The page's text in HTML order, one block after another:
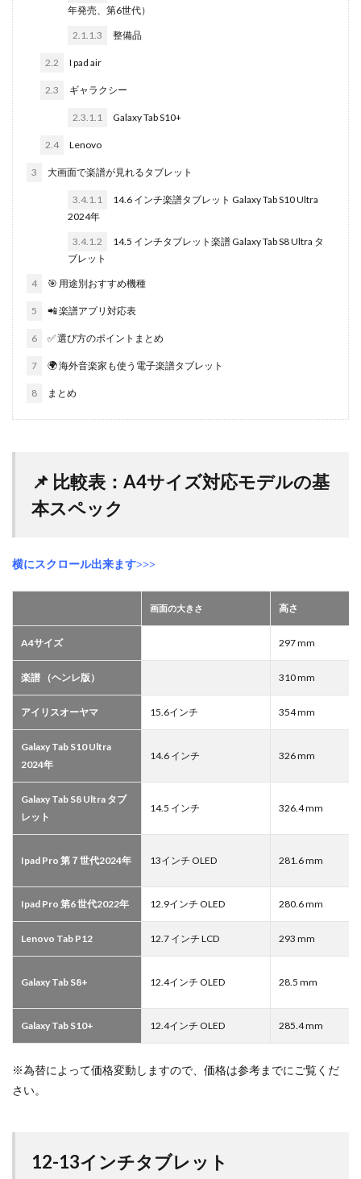
年発売、第6世代）
2.1.1.3 整備品
2.2 I pad air
2.3 ギャラクシー
2.3.1.1 Galaxy Tab S10+
2.4 Lenovo
3 大画面で楽譜が見れるタブレット
3.4.1.1
14.6 インチ楽譜タブレット Galaxy Tab S10 Ultra
2024年
3.4.1.2
14.5 インチタブレット楽譜 Galaxy Tab S8 Ultra タ
ブレット
4 🎯 用途別おすすめ機種
5 📲 楽譜アプリ対応表
6 ✅ 選び方のポイントまとめ
7 🌍 海外音楽家も使う電子楽譜タブレット
8 まとめ
📌 比較表：A4サイズ対応モデルの基
本スペック
横にスクロール出来ます>>>
画面の大きさ 高さ
A4サイズ 297 mm
楽譜 （ヘンレ版） 310 mm
アイリスオーヤマ 15.6インチ 354 mm
Galaxy Tab S10 Ultra
2024年
14.6 インチ 326 mm
Galaxy Tab S8 Ultra タブ
レット
14.5 インチ 326.4 mm
Ipad Pro 第７世代2024年 13インチ OLED 281.6 mm
Ipad Pro 第6 世代2022年 12.9インチ OLED 280.6 mm
Lenovo Tab P12 12.7 インチ LCD 293 mm
Galaxy Tab S8+ 12.4インチ OLED 28.5 mm
Galaxy Tab S10+ 12.4インチ OLED 285.4 mm
※為替によって価格変動しますので、価格は参考までにご覧くだ
さい。
12-13インチタブレット